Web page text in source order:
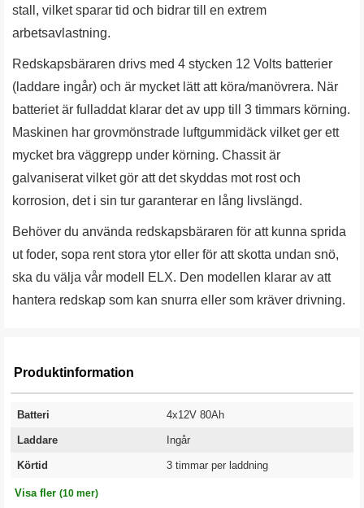
stall, vilket sparar tid och bidrar till en extrem
arbetsavlastning.
Redskapsbäraren drivs med 4 stycken 12 Volts batterier
(laddare ingår) och är mycket lätt att köra/manövrera. När
batteriet är fulladdat klarar det av upp till 3 timmars körning.
Maskinen har grovmönstrade luftgummidäck vilket ger ett
mycket bra väggrepp under körning. Chassit är
galvaniserat vilket gör att det skyddas mot rost och
korrosion, det i sin tur garanterar en lång livslängd.
Behöver du använda redskapsbäraren för att kunna sprida
ut foder, sopa rent stora ytor eller för att skotta undan snö,
ska du välja vår modell ELX. Den modellen klarar av att
hantera redskap som kan snurra eller som kräver drivning.
Produktinformation
Batteri 4x12V 80Ah
Laddare Ingår
Körtid
3 timmar per laddning
Visa fler (10 mer)